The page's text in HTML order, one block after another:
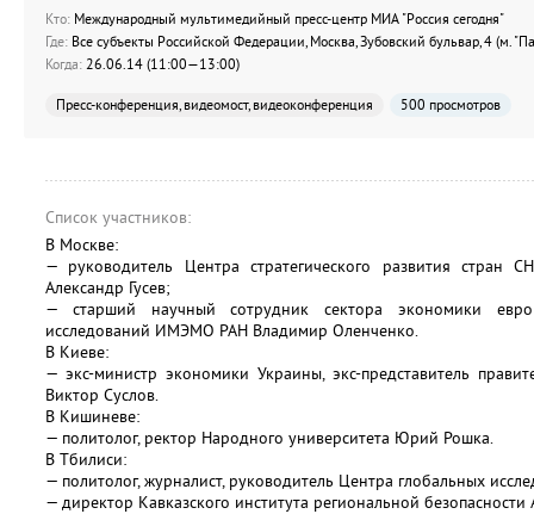
Кто: Международный мультимедийный пресс-центр МИА "Россия сегодня"
Где: Все субъекты Российской Федерации, Москва, Зубовский бульвар, 4 (м.
Когда: 26.06.14 (11:00—13:00)
Пресс-конференция, видеомост, видеоконференция 500 просмотров
Список участников:
В Москве:
— руководитель Центра стратегического развития стран
Александр Гусев;
— старший научный сотрудник сектора экономики
исследований ИМЭМО РАН Владимир Оленченко.
В Киеве:
— экс-министр экономики Украины, экс-представитель
Виктор Суслов.
В Кишиневе:
— политолог, ректор Народного университета Юрий Рошка.
В Тбилиси:
— политолог, журналист, руководитель Центра глобальных
— директор Кавказского института региональной